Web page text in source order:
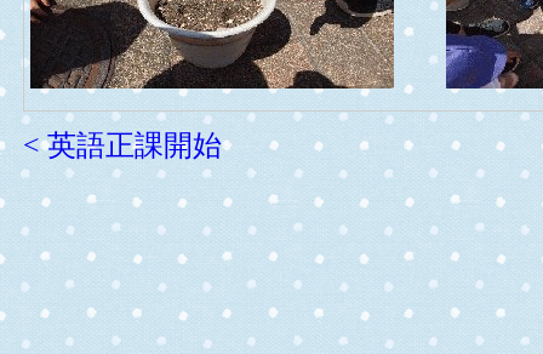
< 英語正課開始